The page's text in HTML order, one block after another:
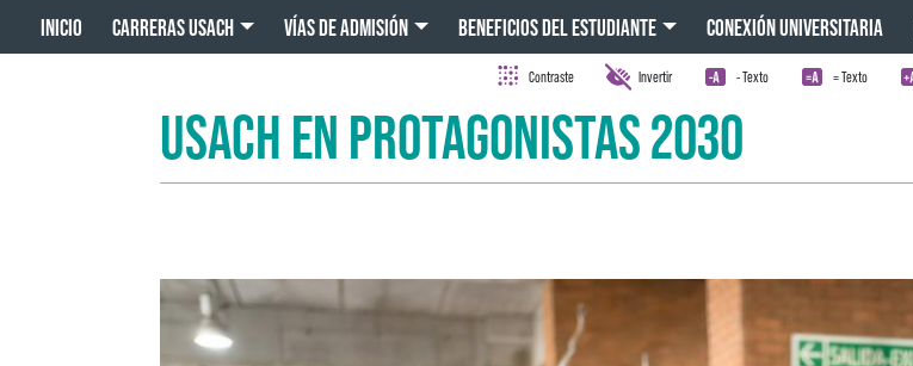
Main navigation
INICIO CARRERAS USACH VÍAS DE ADMISIÓN BENEFICIOS DEL ESTUDIANTE CONEXIÓN UNIVERSITARIA
Contraste Invertir - Texto = Texto
USACH EN PROTAGONISTAS 2030